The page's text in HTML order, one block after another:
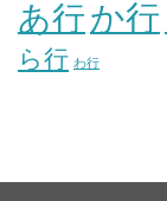
あ行か行
ら行 わ行